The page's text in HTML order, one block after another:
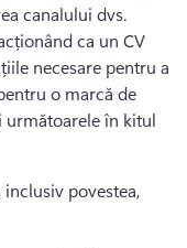
canalului dvs.
ca un CV
necesare pentru a
o marcă de
următoarele în kitul
povestea,